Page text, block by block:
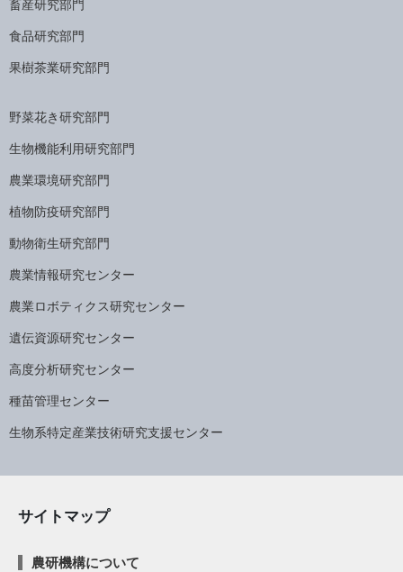
畜産研究部門
食品研究部門
果樹茶業研究部門
野菜花き研究部門
生物機能利用研究部門
農業環境研究部門
植物防疫研究部門
動物衛生研究部門
農業情報研究センター
農業ロボティクス研究センター
遺伝資源研究センター
高度分析研究センター
種苗管理センター
生物系特定産業技術研究支援センター
サイトマップ
農研機構について